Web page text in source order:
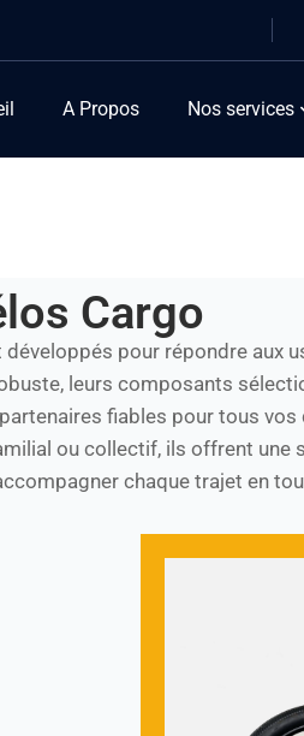
A Propos Nos services
Cargo
pour répondre aux
leurs composants
fiables pour tous vos
ou collectif, ils offrent une
chaque trajet en